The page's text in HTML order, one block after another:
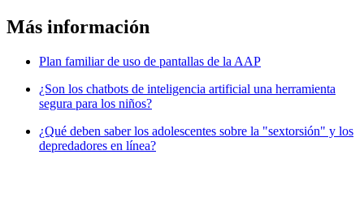
Más información
Plan familiar de uso de pantallas de la AAP
¿Son los chatbots de inteligencia artificial una herramienta
segura para los niños?
¿Qué deben saber los adolescentes sobre la "sextorsión" y los
depredadores en línea?